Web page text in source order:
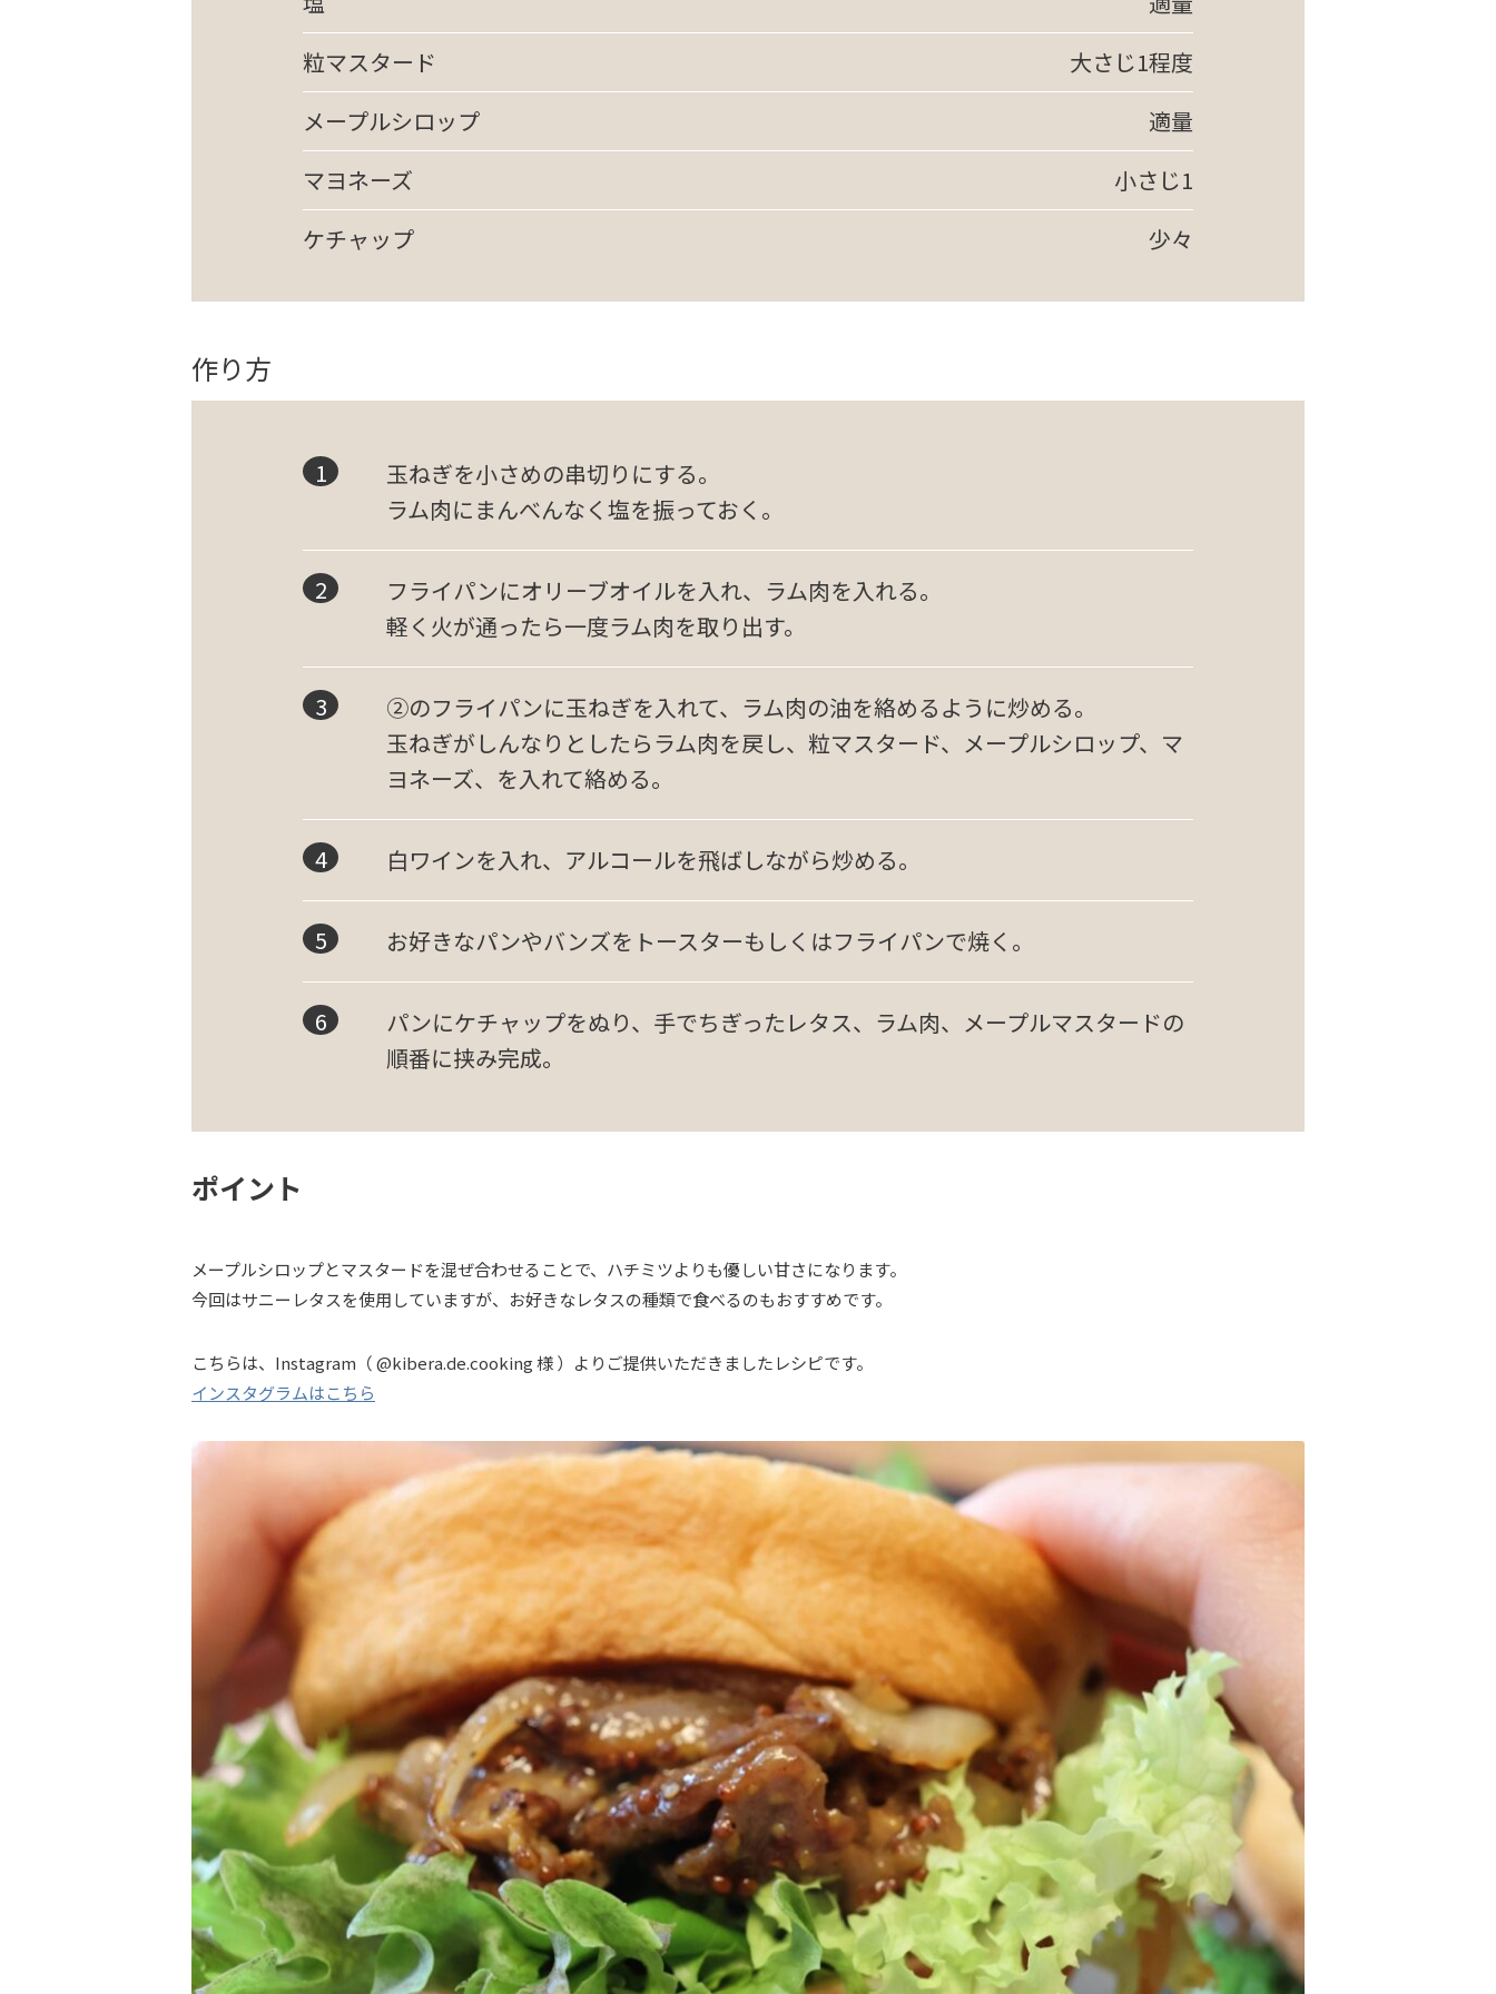
粒マスタード
大さじ1程度
メープルシロップ
適量
マヨネーズ
小さじ1
ケチャップ
少々
作り方
玉ねぎを小さめの串切りにする。
ラム肉にまんべんなく塩を振っておく。
フライパンにオリーブオイルを入れ、ラム肉を入れる。
軽く火が通ったら一度ラム肉を取り出す。
②のフライパンに玉ねぎを入れて、ラム肉の油を絡めるように炒める。
玉ねぎがしんなりとしたらラム肉を戻し、粒マスタード、メープルシロップ、マ
ヨネーズ、を入れて絡める。
白ワインを入れ、アルコールを飛ばしながら炒める。
お好きなパンやバンズをトースターもしくはフライパンで焼く。
パンにケチャップをぬり、手でちぎったレタス、ラム肉、メープルマスタードの
順番に挟み完成。
ポイント
メープルシロップとマスタードを混ぜ合わせることで、ハチミツよりも優しい甘さになります。
今回はサニーレタスを使用していますが、お好きなレタスの種類で食べるのもおすすめです。
こちらは、Instagram（ @kibera.de.cooking 様 ）よりご提供いただきましたレシピです。
インスタグラムはこちら